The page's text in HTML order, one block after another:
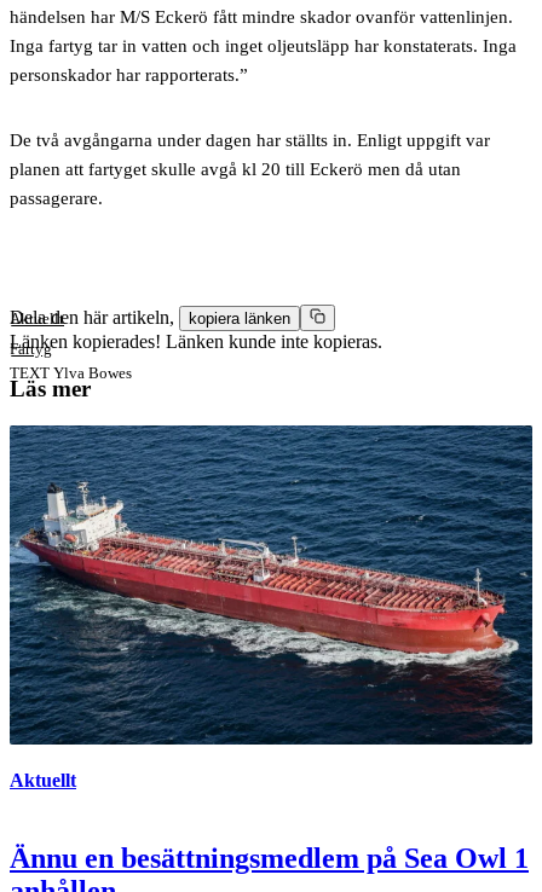
händelsen har M/S Eckerö fått mindre skador ovanför vattenlinjen.
Inga fartyg tar in vatten och inget oljeutsläpp har konstaterats. Inga
personskador har rapporterats.”
De två avgångarna under dagen har ställts in. Enligt uppgift var
planen att fartyget skulle avgå kl 20 till Eckerö men då utan
passagerare.
Aktuellt
Fartyg
TEXT Ylva Bowes
Dela den här artikeln, kopiera länken
Länken kopierades! Länken kunde inte kopieras.
Läs mer
Aktuellt
Ännu en besättningsmedlem på Sea Owl 1